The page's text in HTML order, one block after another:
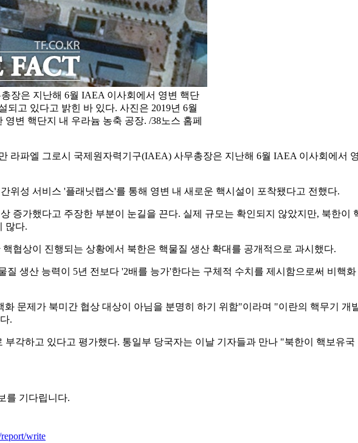
장은 지난해 6월 IAEA 이사회에서 영변 핵단
고 있다고 밝힌 바 있다. 사진은 2019년 6월
변 핵단지 내 우라늄 농축 공장. /38노스 홈페
라파엘 그로시 국제원자력기구(IAEA) 사무총장은 지난해 6월 IAEA 이사회에서
위성 서비스 '플래닛랩스'를 통해 영변 내 새로운 핵시설이 포착됐다고 전했다.
증가했다고 주장한 부분이 눈길을 끈다. 실제 규모는 확인되지 않았지만, 북한
많다.
협상이 진행되는 상황에서 북한은 핵물질 생산 확대를 공개적으로 과시했다.
질 생산 능력이 5년 전보다 '2배를 능가'한다는 구체적 수치를 제시함으로써 비핵
문제가 북미간 협상 대상이 아님을 분명히 하기 위함"이라며 "이란의 핵무기
.
각하고 있다고 평가했다. 통일부 당국자는 이날 기자들과 만나 "북한이 핵보유
를 기다립니다.
write